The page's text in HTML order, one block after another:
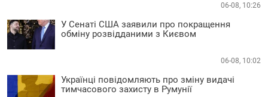
06-08, 10:26
У Сенаті США заявили про покращення
обміну розвідданими з Києвом
06-08, 10:02
Українці повідомляють про зміну видачі
тимчасового захисту в Румунії